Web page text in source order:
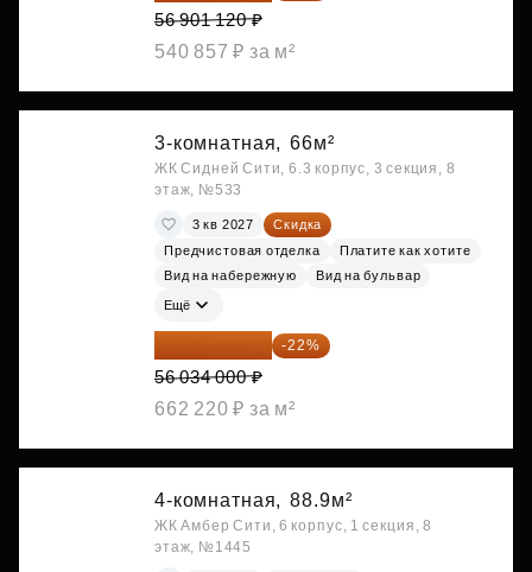
56 901 120 ₽
540 857 ₽ за м²
3-комнатная, 66м²
ЖК Сидней Сити, 6.3 корпус, 3 секция, 8
этаж, №533
3 кв 2027
Скидка
Предчистовая отделка
Платите как хотите
Вид на набережную
Вид на бульвар
Ещё
43 706 520 ₽ -22%
56 034 000 ₽
662 220 ₽ за м²
4-комнатная, 88.9м²
ЖК Амбер Сити, 6 корпус, 1 секция, 8
этаж, №1445